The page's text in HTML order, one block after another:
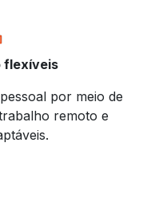
flexíveis
por meio de
remoto e